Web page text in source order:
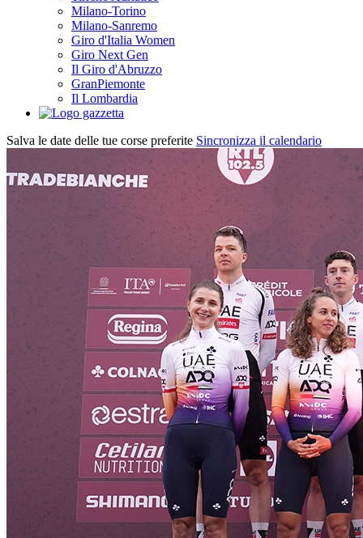
Milano-Torino
Milano-Sanremo
Giro d'Italia Women
Giro Next Gen
Il Giro d'Abruzzo
GranPiemonte
Il Lombardia
Salva le date delle tue corse preferite Sincronizza il calendario